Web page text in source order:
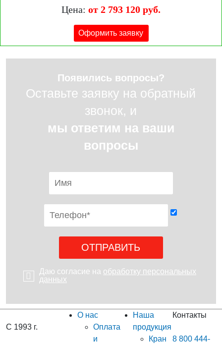
Цена: от 2 793 120 руб.
Оформить заявку
Появились вопросы?
Оставьте заявку на обратный
звонок, и
мы ответим на ваши
вопросы
Даю согласие на обработку персональных
данных
С 1993 г.
О нас
Оплата
и
Наша
продукция
Кран
Контакты
8 800 444-